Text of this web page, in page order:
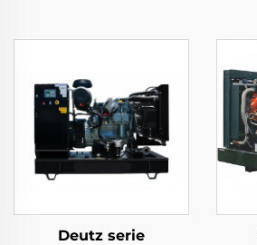
Deutz serie